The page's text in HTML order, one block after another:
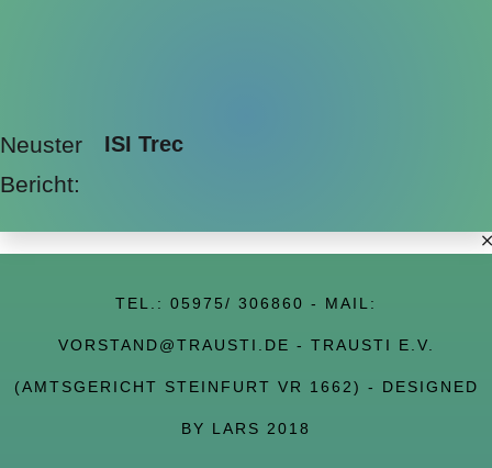
Neuster
Bericht:
ISI Trec
TEL.: 05975/ 306860 - MAIL:
VORSTAND@TRAUSTI.DE - TRAUSTI E.V.
(AMTSGERICHT STEINFURT VR 1662) - DESIGNED
BY LARS 2018